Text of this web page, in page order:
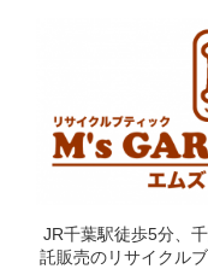
JR千葉駅徒歩5分、
託販売のリサイクル